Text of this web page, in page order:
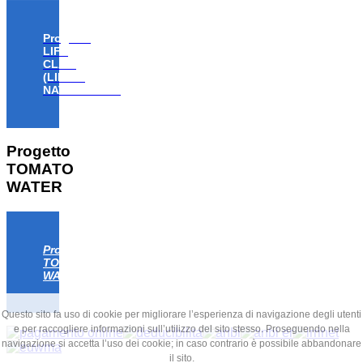
Progetto
LIFE
CLAW
(LIFE18
NAT/IT/000806)
Progetto
TOMATO
WATER
Progetto
TOMATO
WATER
Questo sito fa uso di cookie per migliorare l’esperienza di navigazione degli utenti
e per raccogliere informazioni sull’utilizzo del sito stesso. Proseguendo nella
navigazione si accetta l’uso dei cookie; in caso contrario è possibile abbandonare
il sito.